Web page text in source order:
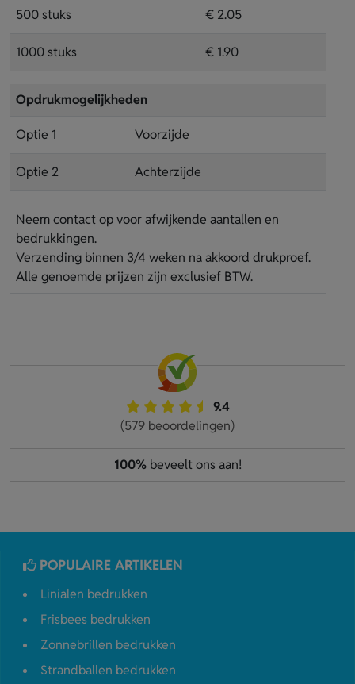
500 stuks € 2.05
1000 stuks € 1.90
Opdrukmogelijkheden
Optie 1 Voorzijde
Optie 2 Achterzijde
Neem contact op voor afwijkende aantallen en
bedrukkingen.
Verzending binnen 3/4 weken na akkoord drukproef.
Alle genoemde prijzen zijn exclusief BTW.
9.4
(579 beoordelingen)
100%beveelt ons aan!
POPULAIRE ARTIKELEN
Linialen bedrukken
Frisbees bedrukken
Zonnebrillen bedrukken
Strandballen bedrukken